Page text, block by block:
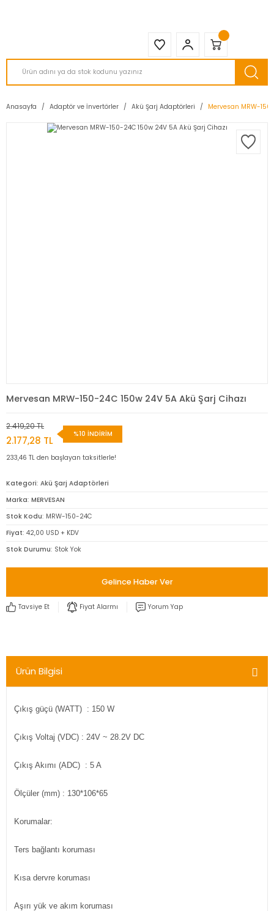
Anasayfa Adaptör ve İnvertörler Akü Şarj Adaptörleri Mervesan MRW-
Mervesan MRW-150-24C 150w 24V 5A Akü Şarj Cihazı
2.419,20 TL
2.177,28 TL
%10 İNDİRİM
233,46 TL den başlayan taksitlerle!
Kategori Akü Şarj Adaptörleri
Marka MERVESAN
Stok Kodu MRW-150-24C
Fiyat 42,00 USD + KDV
Stok Durumu Stok Yok
Gelince Haber Ver
Tavsiye Et Fiyat Alarmı Yorum Yap
Ürün Bilgisi
Çıkış güçü (WATT) : 150 W
Çıkış Voltaj (VDC) : 24V ~ 28.2V DC
Çıkış Akımı (ADC) : 5 A
Ölçüler (mm) : 130*106*65
Korumalar:
Ters bağlantı koruması
Kısa dervre koruması
Aşırı yük ve akım koruması